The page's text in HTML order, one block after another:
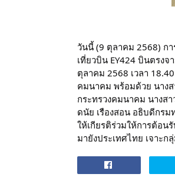
วันนี้ (9 ตุลาคม 2568) ก
เที่ยวบิน EY424 บินตรง
ตุลาคม 2568 เวลา
คมนาคม พร้อมด้วย นาง
กระทรวงคมนาคม นางส
ดนัย เรืองสอน อธิบดีกร
ให้เกียรติร่วมให้การต้อน
มายังประเทศไทย เจาะ